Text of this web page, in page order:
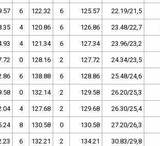
6 122.32 6 125.57 22.19/21,5
4 120.86 6 126.86 23.48/22,7
4 121.34 6 127.34 23.96/23,2
0 128.16 2 127.72 24.34/23,5
6 138.88 6 128.86 25.48/24,6
0 132.14 2 129.58 26.20/25,3
4 127.68 2 129.68 26.30/25,4
8 130.58 0 130.58 27.20/26,3
6 132.21 2 134.21 30.83/29,8